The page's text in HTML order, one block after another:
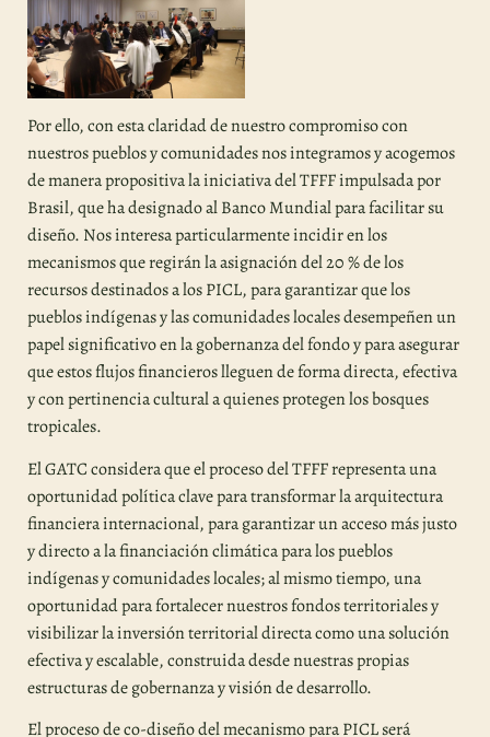
Por ello, con esta claridad de nuestro compromiso con
nuestros pueblos y comunidades nos integramos y acogemos
de manera propositiva la iniciativa del TFFF impulsada por
Brasil, que ha designado al Banco Mundial para facilitar su
diseño. Nos interesa particularmente incidir en los
mecanismos que regirán la asignación del 20 % de los
recursos destinados a los PICL, para garantizar que los
pueblos indígenas y las comunidades locales desempeñen un
papel significativo en la gobernanza del fondo y para asegurar
que estos flujos financieros lleguen de forma directa, efectiva
y con pertinencia cultural a quienes protegen los bosques
tropicales.
El GATC considera que el proceso del TFFF representa una
oportunidad política clave para transformar la arquitectura
financiera internacional, para garantizar un acceso más justo
y directo a la financiación climática para los pueblos
indígenas y comunidades locales; al mismo tiempo, una
oportunidad para fortalecer nuestros fondos territoriales y
visibilizar la inversión territorial directa como una solución
efectiva y escalable, construida desde nuestras propias
estructuras de gobernanza y visión de desarrollo.
El proceso de co-diseño del mecanismo para PICL será